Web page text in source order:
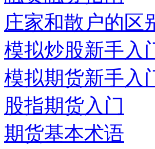
庄家和散户的区
模拟炒股新手入
模拟期货新手入
股指期货入门
期货基本术语